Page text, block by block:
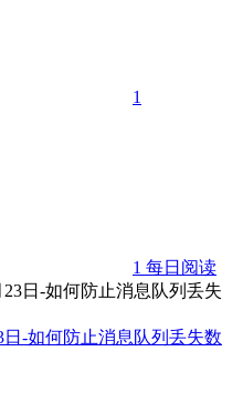
1
1 每日阅读
日-如何防止消息队列丢失数